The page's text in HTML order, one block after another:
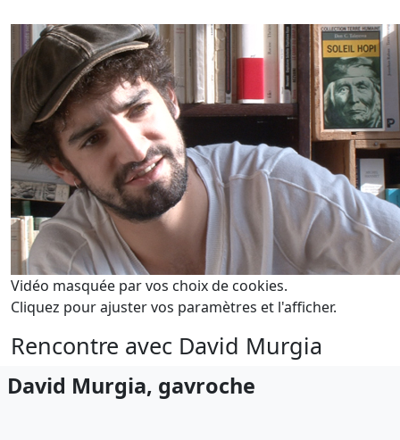
Vidéo masquée par vos choix de cookies.
Cliquez pour ajuster vos paramètres et l'afficher.
Rencontre avec David Murgia
David Murgia, gavroche